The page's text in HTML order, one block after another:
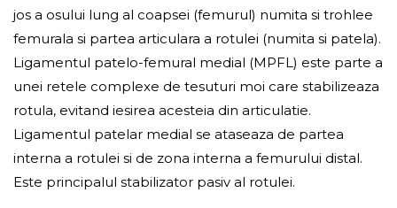
jos a osului lung al coapsei (femurul) numita si trohlee
femurala si partea articulara a rotulei (numita si patela).
Ligamentul patelo-femural medial (MPFL) este parte a
unei retele complexe de tesuturi moi care stabilizeaza
rotula, evitand iesirea acesteia din articulatie.
Ligamentul patelar medial se ataseaza de partea
interna a rotulei si de zona interna a femurului distal.
Este principalul stabilizator pasiv al rotulei.